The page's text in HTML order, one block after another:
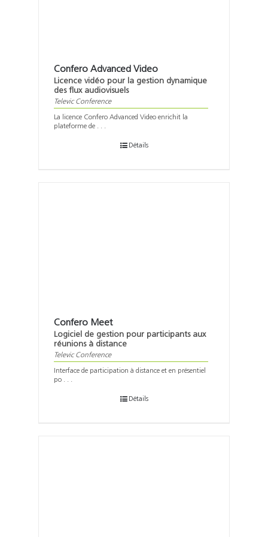
Confero Advanced Video
Licence vidéo pour la gestion dynamique
des flux audiovisuels
Televic Conference
La licence Confero Advanced Video enrichit la
plateforme de . . .
Détails
Confero Meet
Logiciel de gestion pour participants aux
réunions à distance
Televic Conference
Interface de participation à distance et en présentiel
po . . .
Détails